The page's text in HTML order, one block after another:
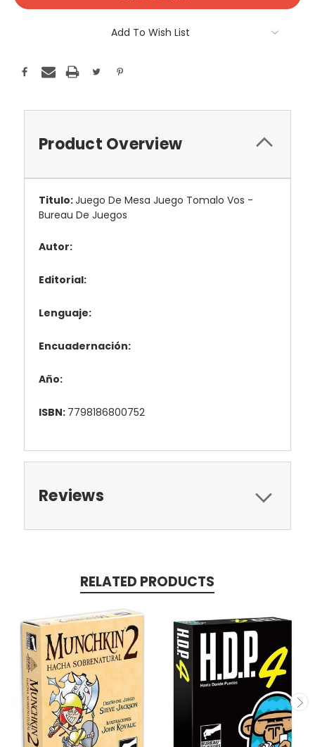
Add To Wish List
Product Overview
Titulo:Juego De Mesa Juego Tomalo Vos -
Bureau De Juegos
Autor:
Editorial:
Lenguaje:
Encuadernación:
Año:
ISBN: 7798186800752
Reviews
RELATED PRODUCTS